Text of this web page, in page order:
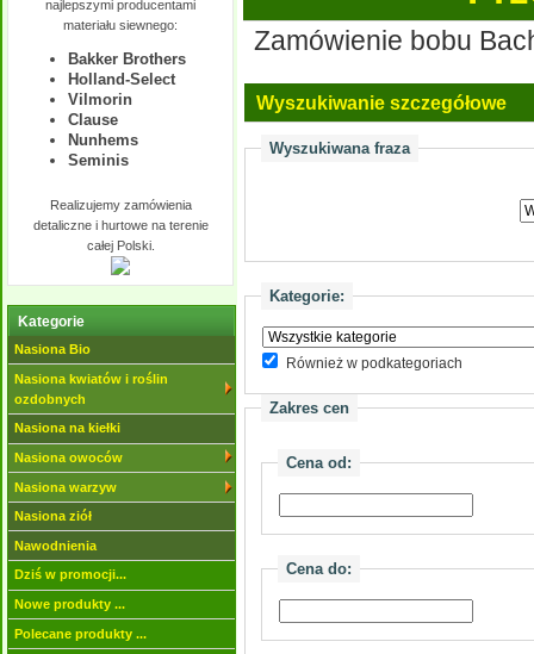
najlepszymi producentami
materiału siewnego:
Bakker Brothers
Holland-Select
Vilmorin
Clause
Nunhems
Seminis
Realizujemy zamówienia
detaliczne i hurtowe na terenie
całej Polski.
Kategorie
Nasiona Bio
Nasiona kwiatów i roślin
ozdobnych
Nasiona na kiełki
Nasiona owoców
Nasiona warzyw
Nasiona ziół
Nawodnienia
Dziś w promocji...
Nowe produkty ...
Polecane produkty ...
Zamówienie bobu
Wyszukiwanie szczegółowe
Wyszukiwana fraza
Kategorie:
Również w podkategoriach
Zakres cen
Cena od:
Cena do: